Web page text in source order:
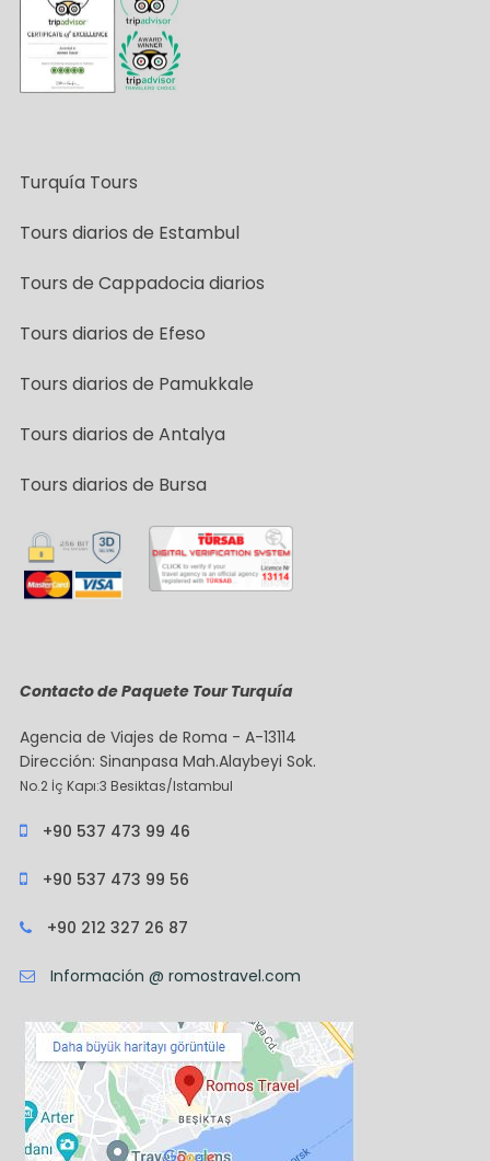
Turquía Tours
Tours diarios de Estambul
Tours de Cappadocia diarios
Tours diarios de Efeso
Tours diarios de Pamukkale
Tours diarios de Antalya
Tours diarios de Bursa
Contacto de Paquete Tour Turquía
Agencia de Viajes de Roma - A-13114
Dirección: Sinanpasa Mah.Alaybeyi Sok.
No.2 İç Kapı:3 Besiktas/Istambul
+90 537 473 99 46
+90 537 473 99 56
+90 212 327 26 87
Información @ romostravel.com